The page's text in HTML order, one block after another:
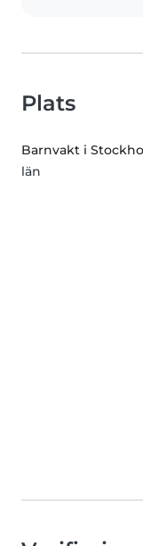
Plats
Barnvakt i
län